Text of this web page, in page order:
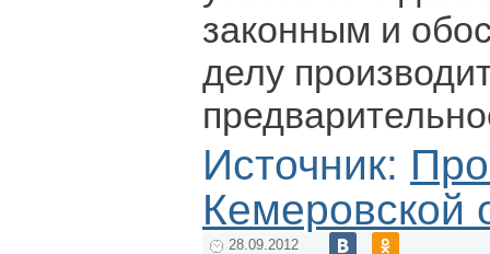
законным и
делу
Источник:
Кемеровской
28.09.2012